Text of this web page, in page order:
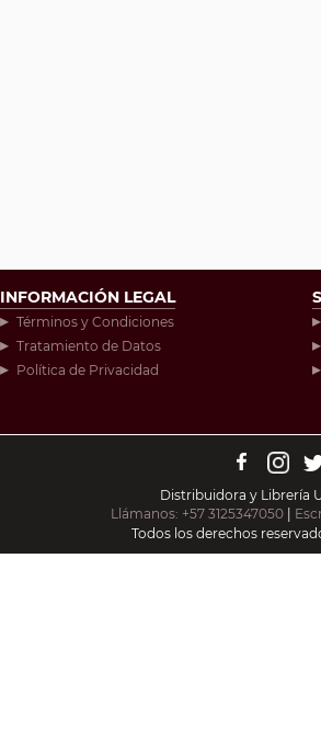
INFORMACIÓN LEGAL
Términos y Condiciones
Tratamiento de Datos
Política de Privacidad
Distribuidora y Librería
Llámanos: +57 3125347050
Todos los derechos